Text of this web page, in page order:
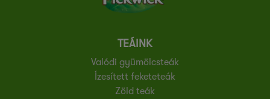
TEÁINK
Valódi gyümölcsteák
Ízesített feketeteák
Zöld teák